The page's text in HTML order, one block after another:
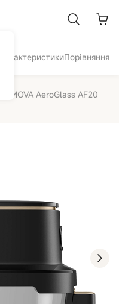
ХарактеристикиПорівняння
MOVA AeroGlass AF20
›